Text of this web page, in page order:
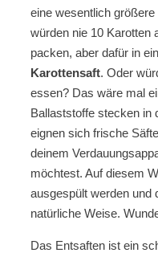
eine wesentlich größere
würden nie 10 Karotten
packen, aber dafür in
Karottensaft. Oder
essen? Das wäre mal
Ballaststoffe stecken in
eignen sich frische
deinem
möchtest. Auf diesem
ausgespült werden und
natürliche Weise.
Das Entsaften ist ein